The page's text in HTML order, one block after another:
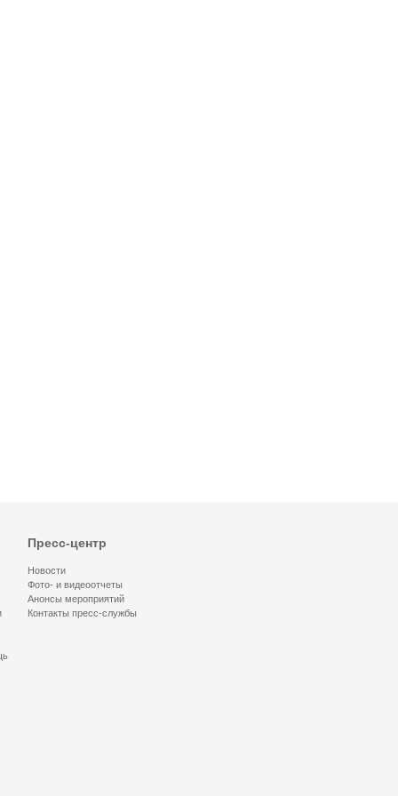
Пресс-центр
Новости
Фото- и видеоотчеты
Анонсы мероприятий
Контакты пресс-службы